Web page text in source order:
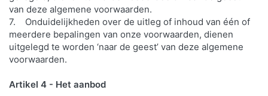
van deze algemene voorwaarden.
7. Onduidelijkheden over de uitleg of inhoud van één of
meerdere bepalingen van onze voorwaarden, dienen
uitgelegd te worden ‘naar de geest’ van deze algemene
voorwaarden.
Artikel 4 - Het aanbod